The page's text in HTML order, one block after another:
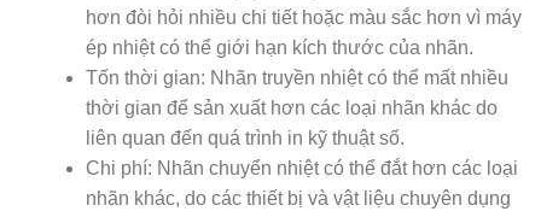
hơn đòi hỏi nhiều chi tiết hoặc màu sắc hơn vì máy
ép nhiệt có thể giới hạn kích thước của nhãn.
Tốn thời gian: Nhãn truyền nhiệt có thể mất nhiều
thời gian để sản xuất hơn các loại nhãn khác do
liên quan đến quá trình in kỹ thuật số.
Chi phí: Nhãn chuyển nhiệt có thể đắt hơn các loại
nhãn khác, do các thiết bị và vật liệu chuyên dụng